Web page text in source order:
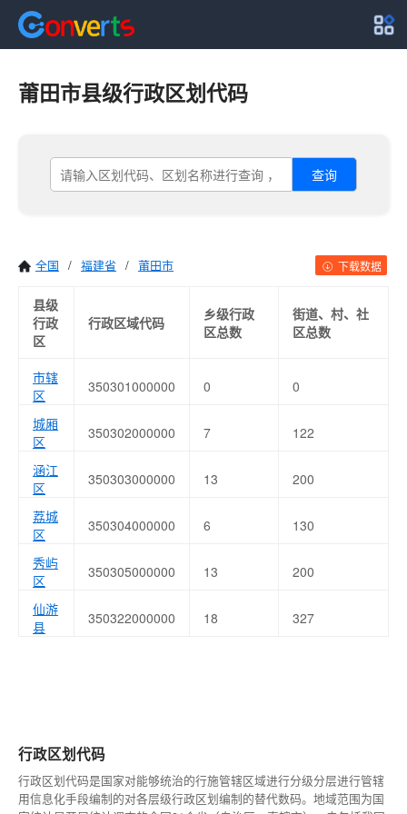
莆田市县级行政区划代码
查询
全国 / 福建省 / 莆田市 下载数据
县级
行政
区
行政区域代码
乡级行政
区总数
街道、村、社
区总数
市辖
区
350301000000 0 0
城厢
区
350302000000 7 122
涵江
区
350303000000 13 200
荔城
区
350304000000 6 130
秀屿
区
350305000000 13 200
仙游
县
350322000000 18 327
行政区划代码
行政区划代码是国家对能够统治的行施管辖区域进行分级分层进行管辖
用信息化手段编制的对各层级行政区划编制的替代数码。地域范围为国